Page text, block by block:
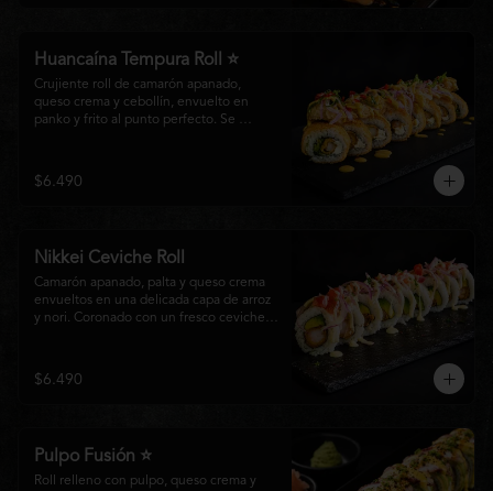
Huancaína Tempura Roll ⭐
Crujiente roll de camarón apanado,
queso crema y cebollín, envuelto en
panko y frito al punto perfecto. Se
y una sedosa salsa huancaína, finalizada
con toques de pimentón rojo fresco que
$6.490
Nikkei Ceviche Roll
Camarón apanado, palta y queso crema
envueltos en una delicada capa de arroz
y nori. Coronado con un fresco ceviche
creando un equilibrio perfecto entre
frescura, cremosidad y crocancia en cada
$6.490
Pulpo Fusión ⭐
Roll relleno con pulpo, queso crema y